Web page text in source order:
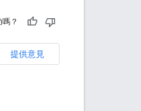
？
提供意見